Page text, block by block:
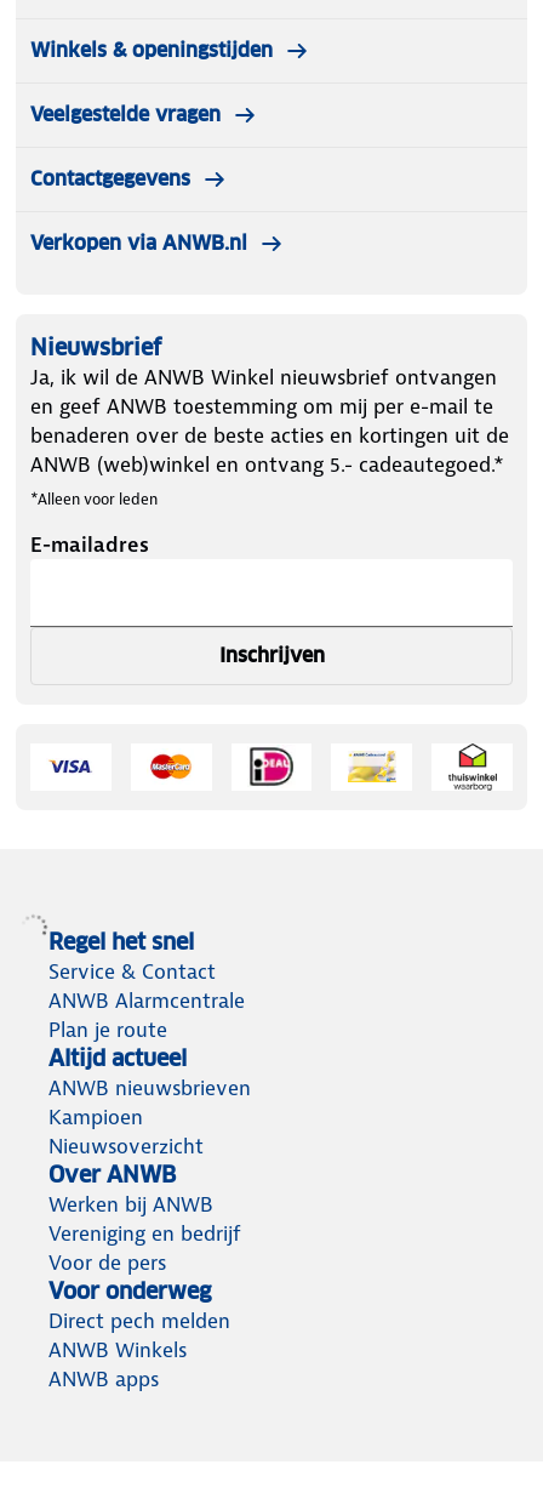
Winkels & openingstijden
Veelgestelde vragen
Contactgegevens
Verkopen via ANWB.nl
Nieuwsbrief
Ja, ik wil de ANWB Winkel nieuwsbrief ontvangen
en geef ANWB toestemming om mij per e-mail te
benaderen over de beste acties en kortingen uit de
ANWB (web)winkel en ontvang 5.- cadeautegoed.*
*Alleen voor leden
E-mailadres
Inschrijven
Regel het snel
Service & Contact
ANWB Alarmcentrale
Plan je route
Altijd actueel
ANWB nieuwsbrieven
Kampioen
Nieuwsoverzicht
Over ANWB
Werken bij ANWB
Vereniging en bedrijf
Voor de pers
Voor onderweg
Direct pech melden
ANWB Winkels
ANWB apps